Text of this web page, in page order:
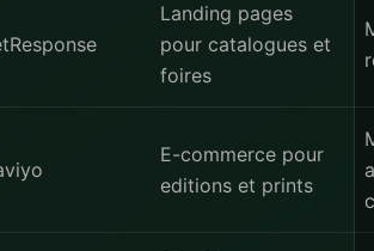
Landing pages
pour catalogues et
foires
E-commerce pour
editions et prints